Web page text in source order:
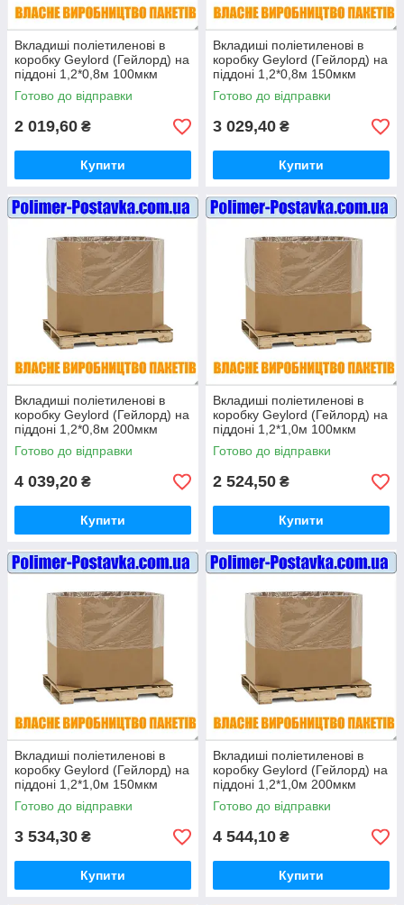
Вкладиші поліетиленові в
коробку Geylord (Гейлорд) на
піддоні 1,2*0,8м 100мкм
висотою 1 метр (ВТОРИННІ)
10шт
Готово до відправки
2 019,60 ₴
Купити
Вкладиші поліетиленові в
коробку Geylord (Гейлорд) на
піддоні 1,2*0,8м 150мкм
висотою 1 метр (ВТОРИННІ)
10шт
Готово до відправки
3 029,40 ₴
Купити
Вкладиші поліетиленові в
коробку Geylord (Гейлорд) на
піддоні 1,2*0,8м 200мкм
висотою 1 метр (ВТОРИННІ)
10шт
Готово до відправки
4 039,20 ₴
Купити
Вкладиші поліетиленові в
коробку Geylord (Гейлорд) на
піддоні 1,2*1,0м 100мкм
висотою 1 метр (ВТОРИННІ)
10шт
Готово до відправки
2 524,50 ₴
Купити
Вкладиші поліетиленові в
коробку Geylord (Гейлорд) на
піддоні 1,2*1,0м 150мкм
висотою 1 метр (ВТОРИННІ)
10шт
Готово до відправки
3 534,30 ₴
Купити
Вкладиші поліетиленові в
коробку Geylord (Гейлорд) на
піддоні 1,2*1,0м 200мкм
висотою 1 метр (ВТОРИННІ)
10шт
Готово до відправки
4 544,10 ₴
Купити